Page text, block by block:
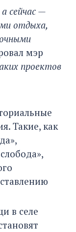
сейчас —
отдыха,
мэр
проектов
Такие, как
в селе